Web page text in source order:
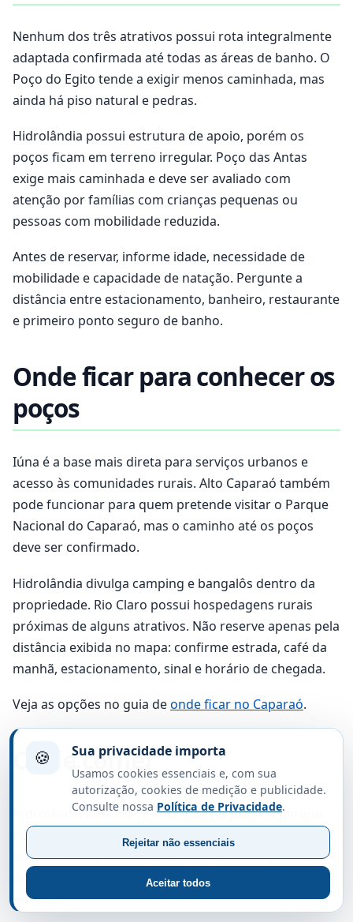
Nenhum dos três atrativos possui rota integralmente
adaptada confirmada até todas as áreas de banho. O
Poço do Egito tende a exigir menos caminhada, mas
ainda há piso natural e pedras.
Hidrolândia possui estrutura de apoio, porém os
poços ficam em terreno irregular. Poço das Antas
exige mais caminhada e deve ser avaliado com
atenção por famílias com crianças pequenas ou
pessoas com mobilidade reduzida.
Antes de reservar, informe idade, necessidade de
mobilidade e capacidade de natação. Pergunte a
distância entre estacionamento, banheiro, restaurante
e primeiro ponto seguro de banho.
Onde ficar para conhecer os
poços
Iúna é a base mais direta para serviços urbanos e
acesso às comunidades rurais. Alto Caparaó também
pode funcionar para quem pretende visitar o Parque
Nacional do Caparaó, mas o caminho até os poços
deve ser confirmado.
Hidrolândia divulga camping e bangalôs dentro da
propriedade. Rio Claro possui hospedagens rurais
próximas de alguns atrativos. Não reserve apenas pela
distância exibida no mapa: confirme estrada, café da
manhã, estacionamento, sinal e horário de chegada.
Veja as opções no guia deonde ficar no Caparaó.
Onde comer
Hidrolândia informa restaurante no próprio parque.
Poço das Antas divulga restaurante associado ao
atrativo, com perfil separado. O Poço do Egito não
deve ser escolhido contando com alimentação regular
no local.
🍪 Sua privacidade importa
Usamos cookies essenciais e, com sua
autorização, cookies de medição e publicidade.
Consulte nossa Política de Privacidade.
Aceitar todos
Rejeitar não essenciais